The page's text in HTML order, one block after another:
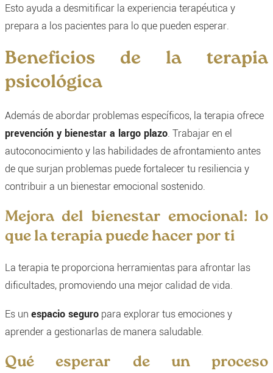
Esto ayuda a desmitificar la experiencia terapéutica y
prepara a los pacientes para lo que pueden esperar.
Beneficios de la terapia
psicológica
Además de abordar problemas específicos, la terapia ofrece
prevención y bienestar a largo plazo. Trabajar en el
autoconocimiento y las habilidades de afrontamiento antes
de que surjan problemas puede fortalecer tu resiliencia y
contribuir a un bienestar emocional sostenido.
Mejora del bienestar emocional: lo
que la terapia puede hacer por ti
La terapia te proporciona herramientas para afrontar las
dificultades, promoviendo una mejor calidad de vida.
Es un espacio seguro para explorar tus emociones y
aprender a gestionarlas de manera saludable.
Qué esperar de un proceso